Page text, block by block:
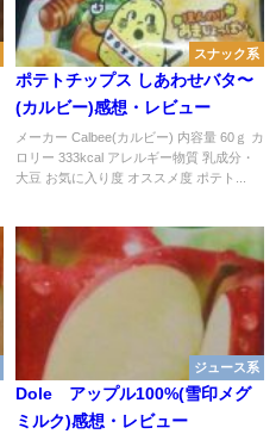
スナック系
ポテトチップス しあわせバタ〜
(カルビー)感想・レビュー
メーカー Calbee(カルビー) 内容量 60ｇ カ
ロリー 333kcal アレルギー物質 乳成分・
大豆 お気に入り度 オススメ度 ポテト...
ジュース系
Dole®アップル100%(雪印メグ
ミルク)感想・レビュー